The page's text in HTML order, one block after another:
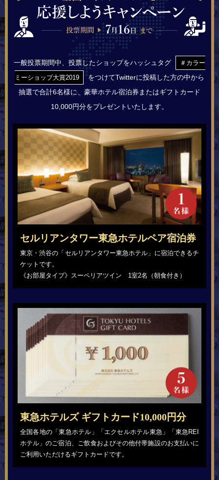
一般投票期間中、投票したショップをハッシュタグ
＃カラー
ミーショップ大賞2019
をつけてTwitterに投稿した方の中から
抽選で合計6名様に、 豪華ホテル宿泊券またはギフトカード
10,000円分をプレゼントいたします。
セルリアンタワー東急ホテルペア宿泊券
東京・渋谷の「セルリアンタワー東急ホテル」に宿泊できるチ
ケットです。
《お部屋タイプ》スーペリアツイン 1室2名（朝食付き）
東急ホテルズ ギフトカード10,000円分
全国各地の「東急ホテル」「エクセルホテル東急」「東急REI
ホテル」のご宿泊、ご飲食およびその他付帯施設のお支払いに
ご利用いただけるギフトカードです。